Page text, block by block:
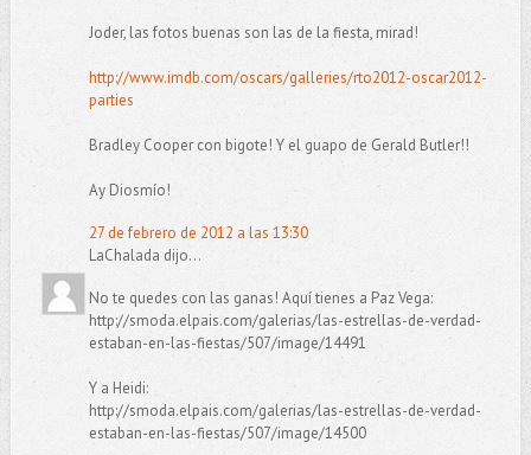
Joder, las fotos buenas son las de la fiesta, mirad!
http://www.imdb.com/oscars/galleries/rto2012-oscar2012-
parties
Bradley Cooper con bigote! Y el guapo de Gerald Butler!!
Ay Diosmío!
27 de febrero de 2012 a las 13:30
LaChalada dijo...
No te quedes con las ganas! Aquí tienes a Paz Vega:
http://smoda.elpais.com/galerias/las-estrellas-de-verdad-
estaban-en-las-fiestas/507/image/14491
Y a Heidi:
http://smoda.elpais.com/galerias/las-estrellas-de-verdad-
estaban-en-las-fiestas/507/image/14500